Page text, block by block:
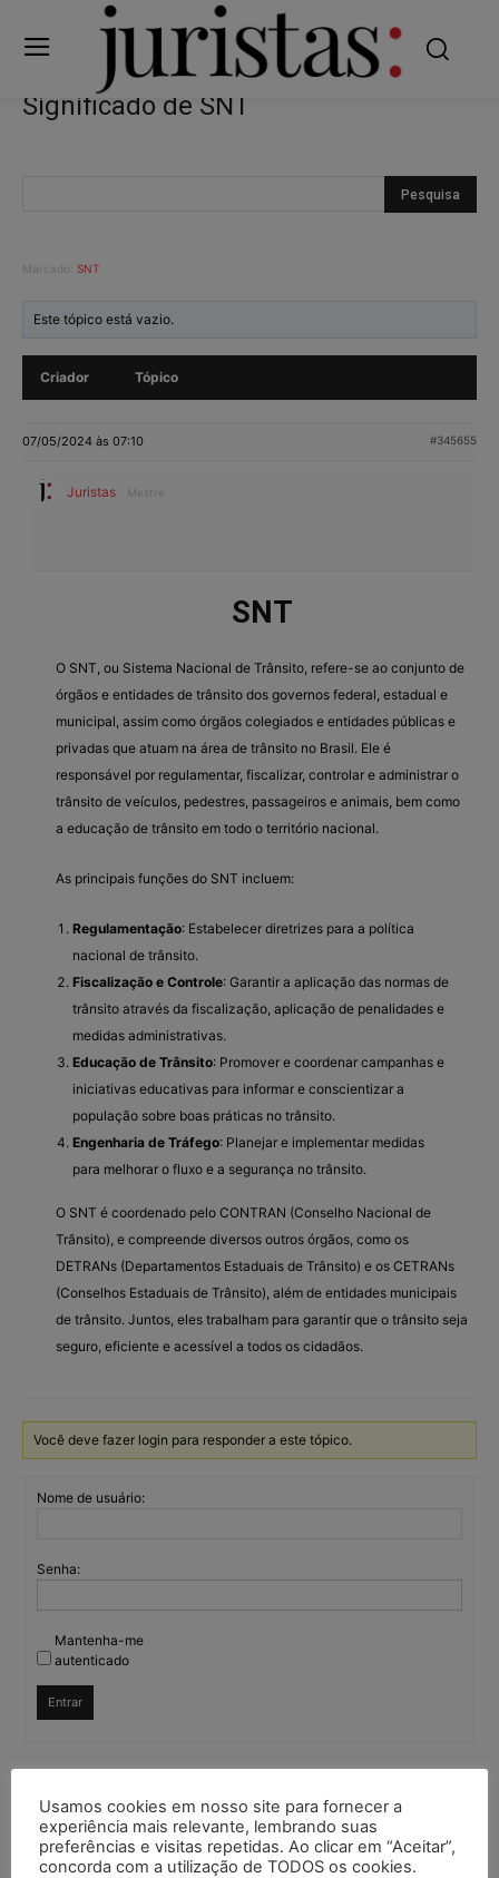
Significado de SNT
Marcado: SNT
Este tópico está vazio.
Criador Tópico
07/05/2024 às 07:10 #345655
Juristas Mestre
SNT
O SNT, ou Sistema Nacional de Trânsito, refere-se ao conjunto de
órgãos e entidades de trânsito dos governos federal, estadual e
municipal, assim como órgãos colegiados e entidades públicas e
privadas que atuam na área de trânsito no Brasil. Ele é
responsável por regulamentar, fiscalizar, controlar e administrar o
trânsito de veículos, pedestres, passageiros e animais, bem como
a educação de trânsito em todo o território nacional.
As principais funções do SNT incluem:
Regulamentação: Estabelecer diretrizes para a política
nacional de trânsito.
Fiscalização e Controle: Garantir a aplicação das normas de
trânsito através da fiscalização, aplicação de penalidades e
medidas administrativas.
Educação de Trânsito: Promover e coordenar campanhas e
iniciativas educativas para informar e conscientizar a
população sobre boas práticas no trânsito.
Engenharia de Tráfego: Planejar e implementar medidas
para melhorar o fluxo e a segurança no trânsito.
O SNT é coordenado pelo CONTRAN (Conselho Nacional de
Trânsito), e compreende diversos outros órgãos, como os
DETRANs (Departamentos Estaduais de Trânsito) e os CETRANs
(Conselhos Estaduais de Trânsito), além de entidades municipais
de trânsito. Juntos, eles trabalham para garantir que o trânsito seja
seguro, eficiente e acessível a todos os cidadãos.
Você deve fazer login para responder a este tópico.
Nome de usuário:
Senha:
Mantenha-me
autenticado
Entrar
Continuar com Google
Continuar comX
Usamos cookies em nosso site para fornecer a
experiência mais relevante, lembrando suas
preferências e visitas repetidas. Ao clicar em “Aceitar”,
concorda com a utilização de TODOS os cookies.